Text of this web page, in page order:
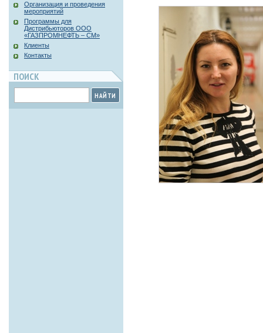
Организация и проведения
мероприятий
Программы для
Дистрибьюторов ООО
«ГАЗПРОМНЕФТЬ – СМ»
Клиенты
Контакты
ПОИСК
НАЙТИ